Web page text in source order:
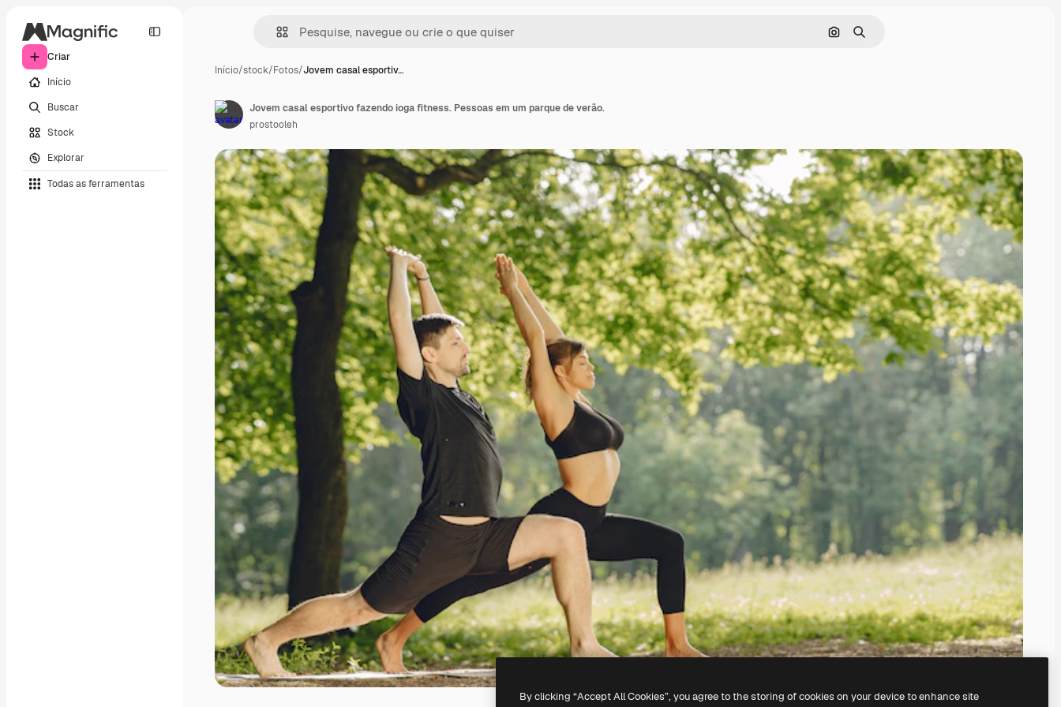
Criar
Início
Buscar
Stock
Explorar
Todas as ferramentas
Pesquisar por imagem
Buscar
Início/stock/Fotos/Jovem casal esportiv…
Jovem casal esportivo fazendo ioga fitness. Pessoas em um parque de verão.
prostooleh
By clicking “Accept All Cookies”, you agree to the storing of cookies on your device to enhance site